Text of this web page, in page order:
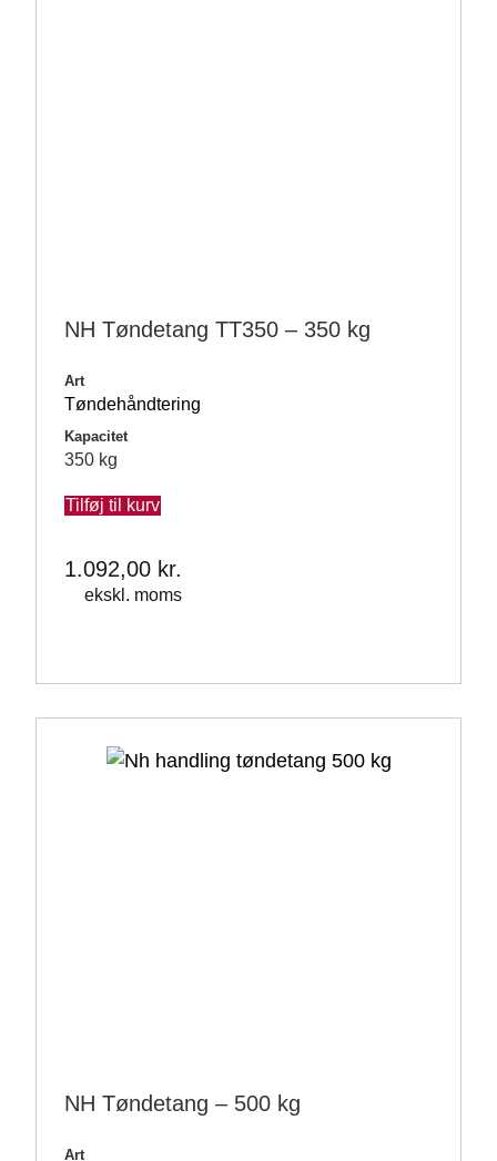
NH Tøndetang TT350 – 350 kg
Art
Tøndehåndtering
Kapacitet
350 kg
Tilføj til kurv
1.092,00 kr.
ekskl. moms
NH Tøndetang – 500 kg
Art